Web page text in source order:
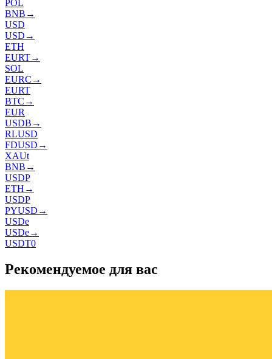
POL
BNB →
USD
USD →
ETH
EURT→
SOL
EURC →
EURT
BTC →
EUR
USDB →
RLUSD
FDUSD →
XAUt
BNB →
USDP
ETH →
USDP
PYUSD →
USDe
USDe→
USDT0
Рекомендуемое для вас